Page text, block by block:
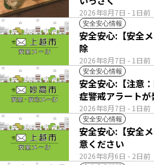
2026年8月7日 - 1日前
安全安心情報
2026年8月7日 - 1日前
安全安心:【安全
除
安全安心情報
2026年8月7日 - 1日前
安全安心:【注意
症警戒アラートが
安全安心情報
2026年8月6日 - 2日前
安全安心:【安全
意ください